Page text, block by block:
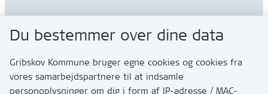
3200 Helsinge
Du bestemmer over dine data
Gribskov Kommune bruger egne cookies og cookies fra
vores samarbejdspartnere til at indsamle
personoplysninger om dig i form af IP-adresse / MAC-